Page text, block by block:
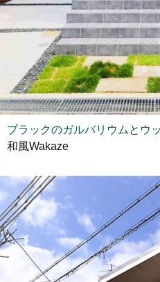
ブラックのガルバリウムとウ
和風Wakaze